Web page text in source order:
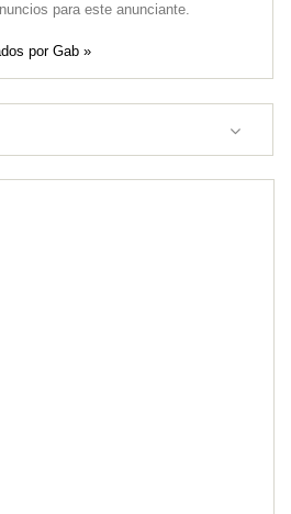
para este anunciante.
por Gab »